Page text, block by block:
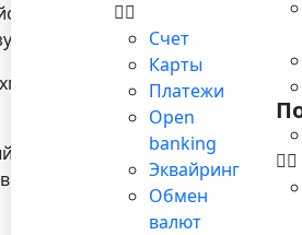
Счет
Карты
Платежи
Open
banking
Эквайринг
Обмен
валют
создает каждому счета.
системы и системы
всегда может стать
будущем списывать денежные